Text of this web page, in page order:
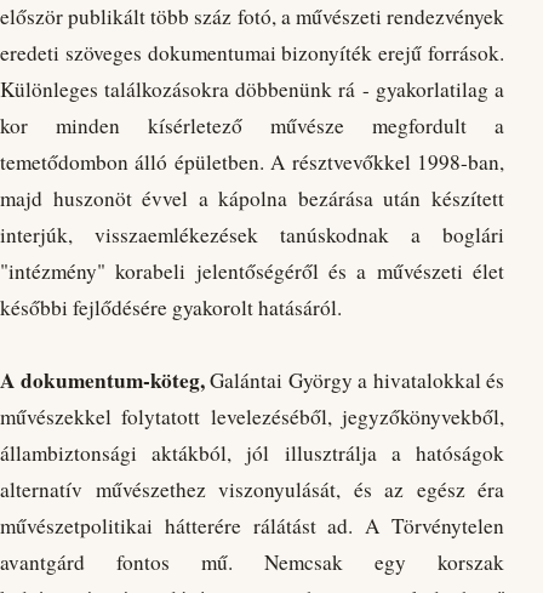
először publikált több száz fotó, a művészeti rendezvények
eredeti szöveges dokumentumai bizonyíték erejű források.
Különleges találkozásokra döbbenünk rá - gyakorlatilag a
kor minden kísérletező művésze megfordult a
temetődombon álló épületben. A résztvevőkkel 1998-ban,
majd huszonöt évvel a kápolna bezárása után készített
interjúk, visszaemlékezések tanúskodnak a boglári
"intézmény" korabeli jelentőségéről és a művészeti élet
későbbi fejlődésére gyakorolt hatásáról.
A dokumentum-köteg,Galántai György a hivatalokkal és
művészekkel folytatott levelezéséből, jegyzőkönyvekből,
állambiztonsági aktákból, jól illusztrálja a hatóságok
alternatív művészethez viszonyulását, és az egész éra
művészetpolitikai hátterére rálátást ad. A Törvénytelen
avantgárd fontos mű. Nemcsak egy korszak